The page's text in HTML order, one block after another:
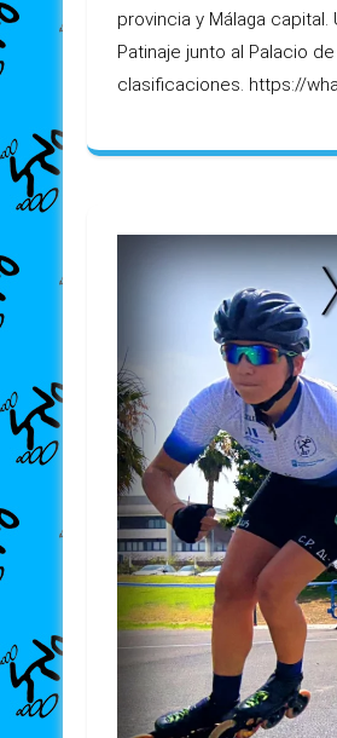
provincia y Málaga
Patinaje junto al Palacio
clasificaciones. https://